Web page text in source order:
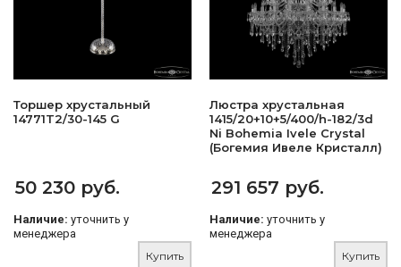
Торшер хрустальный
14771T2/30-145 G
50 230 руб.
Наличие: уточнить у
менеджера
Купить
Люстра хрустальная
1415/20+10+5/400/h-182/3d
Ni Bohemia Ivele Crystal
(Богемия Ивеле Кристалл)
291 657 руб.
Наличие: уточнить у
менеджера
Купить